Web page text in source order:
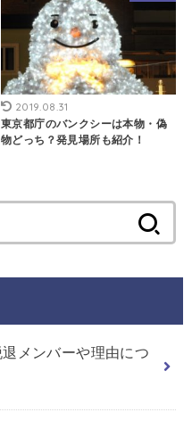
2019.08.31
東京都庁のバンクシーは本物・偽
物どっち？発見場所も紹介！
:
メンバーや理由につ